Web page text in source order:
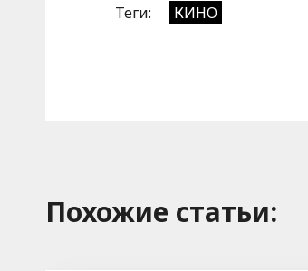
Теги: КИНО
Похожие cтатьи: